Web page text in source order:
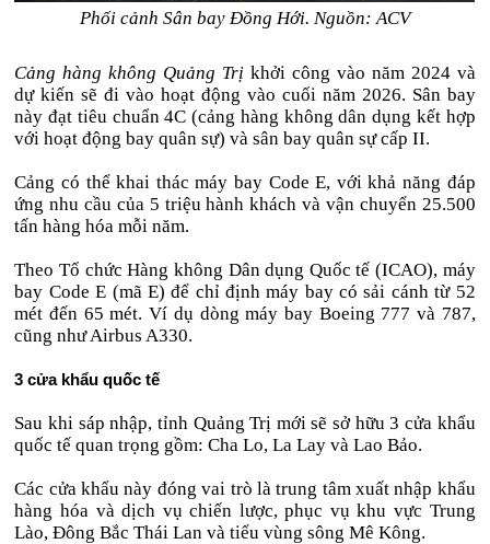
Phối cảnh Sân bay Đồng Hới. Nguồn: ACV
Cảng hàng không Quảng Trị khởi công vào năm 2024 và
dự kiến sẽ đi vào hoạt động vào cuối năm 2026. Sân bay
này đạt tiêu chuẩn 4C (cảng hàng không dân dụng kết hợp
với hoạt động bay quân sự) và sân bay quân sự cấp II.
Cảng có thể khai thác máy bay Code E, với khả năng đáp
ứng nhu cầu của 5 triệu hành khách và vận chuyển 25.500
tấn hàng hóa mỗi năm.
Theo Tổ chức Hàng không Dân dụng Quốc tế (ICAO), máy
bay Code E (mã E) để chỉ định máy bay có sải cánh từ 52
mét đến 65 mét. Ví dụ dòng máy bay Boeing 777 và 787,
cũng như Airbus A330.
3 cửa khẩu quốc tế
Sau khi sáp nhập, tỉnh Quảng Trị mới sẽ sở hữu 3 cửa khẩu
quốc tế quan trọng gồm: Cha Lo, La Lay và Lao Bảo.
Các cửa khẩu này đóng vai trò là trung tâm xuất nhập khẩu
hàng hóa và dịch vụ chiến lược, phục vụ khu vực Trung
Lào, Đông Bắc Thái Lan và tiểu vùng sông Mê Kông.